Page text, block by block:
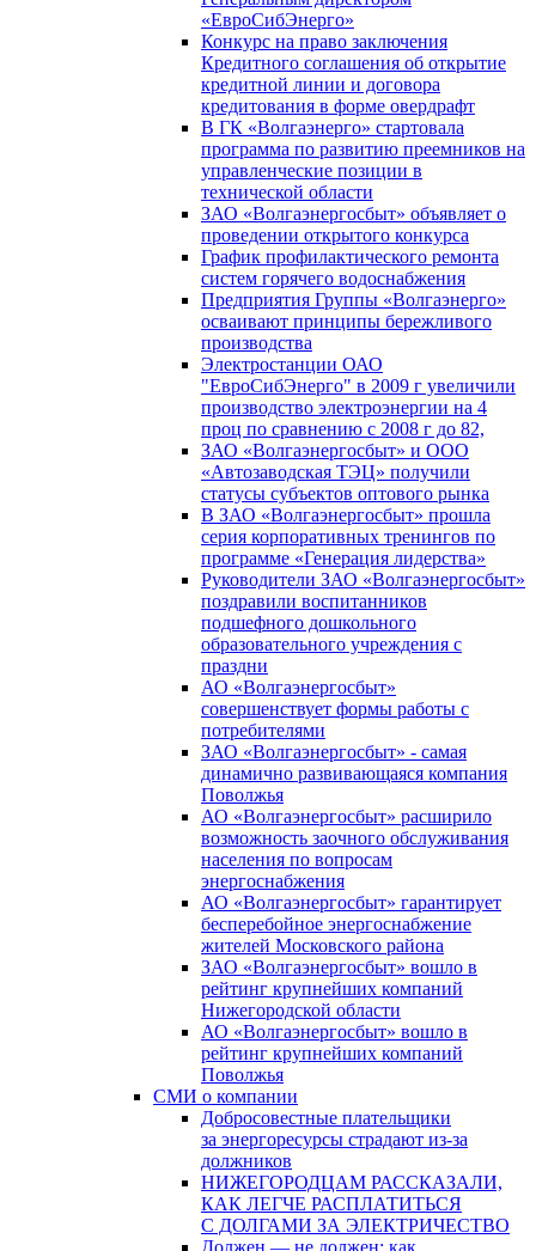
«ЕвроСибЭнерго»
Конкурс на право заключения
Кредитного соглашения об открытие
кредитной линии и договора
кредитования в форме овердрафт
В ГК «Волгаэнерго» стартовала
программа по развитию преемников на
управленческие позиции в
технической области
ЗАО «Волгаэнергосбыт» объявляет о
проведении открытого конкурса
График профилактического ремонта
систем горячего водоснабжения
Предприятия Группы «Волгаэнерго»
осваивают принципы бережливого
производства
Электростанции ОАО
"ЕвроСибЭнерго" в 2009 г увеличили
производство электроэнергии на 4
проц по сравнению с 2008 г до 82,
ЗАО «Волгаэнергосбыт» и ООО
«Автозаводская ТЭЦ» получили
статусы субъектов оптового рынка
В ЗАО «Волгаэнергосбыт» прошла
серия корпоративных тренингов по
программе «Генерация лидерства»
Руководители ЗАО «Волгаэнергосбыт»
поздравили воспитанников
подшефного дошкольного
образовательного учреждения с
праздни
АО «Волгаэнергосбыт»
совершенствует формы работы с
потребителями
ЗАО «Волгаэнергосбыт» - самая
динамично развивающаяся компания
Поволжья
АО «Волгаэнергосбыт» расширило
возможность заочного обслуживания
населения по вопросам
энергоснабжения
АО «Волгаэнергосбыт» гарантирует
бесперебойное энергоснабжение
жителей Московского района
ЗАО «Волгаэнергосбыт» вошло в
рейтинг крупнейших компаний
Нижегородской области
АО «Волгаэнергосбыт» вошло в
рейтинг крупнейших компаний
Поволжья
СМИ о компании
Добросовестные плательщики
за энергоресурсы страдают из-за
должников
НИЖЕГОРОДЦАМ РАССКАЗАЛИ,
КАК ЛЕГЧЕ РАСПЛАТИТЬСЯ
С ДОЛГАМИ ЗА ЭЛЕКТРИЧЕСТВО